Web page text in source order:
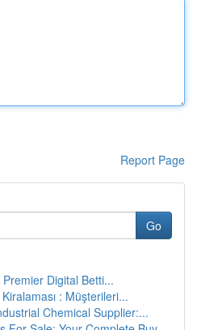
Report Page
Go
Digital Betti...
: Müşterileri...
Chemical Supplier:...